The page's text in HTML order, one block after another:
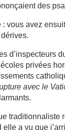
des
: vous avez
d’inspecteurs
privées
avec le
traditionnaliste
elle a vu que